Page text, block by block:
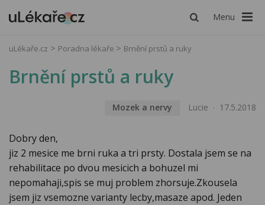
Menu
uLékaře.cz Poradna lékaře Brnění prstů a ruky
Brnění prstů a ruky
Mozek a nervy Lucie 17.5.2018
Dobry den,
jiz 2 mesice me brni ruka a tri prsty. Dostala jsem se na
rehabilitace po dvou mesicich a bohuzel mi
nepomahaji,spis se muj problem zhorsuje.Zkousela
jsem jiz vsemozne varianty lecby,masaze apod. Jeden